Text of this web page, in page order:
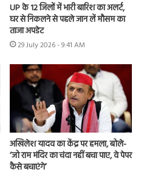
UP के 12 जिलों में भारी बारिश का अलर्ट,
घर से निकलने से पहले जान लें मौसम का
ताजा अपडेट
29 July 2026 - 9:41 AM
अखिलेश यादव का केंद्र पर हमला, बोले-
‘जो राम मंदिर का चंदा नहीं बचा पाए, वे पेपर
कैसे बचाएंगे’